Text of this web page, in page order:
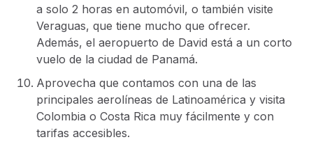
a solo 2 horas en automóvil, o también visite
Veraguas, que tiene mucho que ofrecer.
Además, el aeropuerto de David está a un corto
vuelo de la ciudad de Panamá.
Aprovecha que contamos con una de las
principales aerolíneas de Latinoamérica y visita
Colombia o Costa Rica muy fácilmente y con
tarifas accesibles.